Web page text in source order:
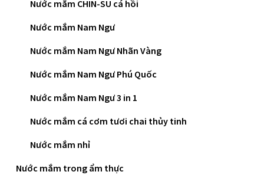
Nước mắm CHIN-SU cá hồi
Nước mắm Nam Ngư
Nước mắm Nam Ngư Nhãn Vàng
Nước mắm Nam Ngư Phú Quốc
Nước mắm Nam Ngư 3 in 1
Nước mắm cá cơm tươi chai thủy tinh
Nước mắm nhỉ
Nước mắm trong ẩm thực
Phẩm Nào?
Eat clean là phương pháp ăn làm tăng khả
năng tiêu hóa chất dinh dưỡng cũng như đào
thải độc tố ra khỏi thân thể. Tuy nhiên, hiện nay
vẫn có nhiều người chưa hiểu rõ được xu hướng
ăn uống phổ biến này và phong cách eat clean
chúng ta 10 bữa ăn eat clean tốt cho sức khỏe